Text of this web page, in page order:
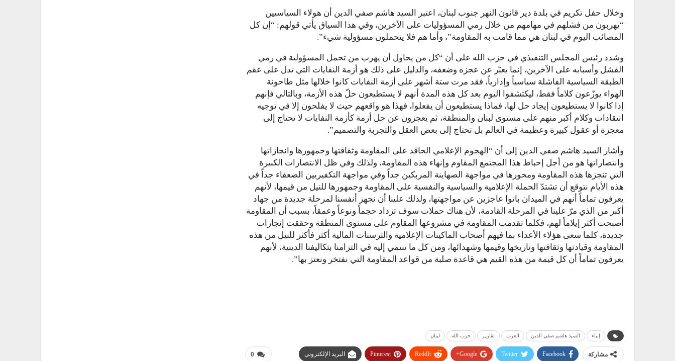
وخلال حفل تكريم في بلدة دير قانون النهر جنوب لبنان، اعتبر السيد هاشم صفي الدين أن هولاء السياسيين
“يهربون من فشلهم في مهامهم من خلال رمي المسؤوليات على الآخرين، وفي هذا السياق يأتي قولهم: “إن كل
المصائب اليوم في لبنان هي مما قامت به المقاومة”، وأما هم فلا يتحملون مسؤولية شيء”.
وشدد رئيس المجلس التنفيذي في حزب الله على أن “كل من يحاول أن يهرب من تحمل المسؤولية في رمي
الفشل وأسبابه على الآخرين، إنما يعبّر عن عجزه وضعفه، والدليل على ذلك هو أزمة النفايات التي تدل على عقم
الطبقة السياسية الفاشلة سياسياً وإدارياً، فقد مرت ستة أشهر على أزمة النفايات كانوا خلالها مثل طاحونة
الهواء يوزّعون كلاماً فقط، ليكتشفوا اليوم بعد كل هذه المدة أنهم لا يستطيعون حلّ هذه الأزمة، وبالتالي فإنهم
إذا كانوا لا يستطيعون إيجاد حل لها، فماذا يستطيعون أن يفعلوا، فهذا هو واقعهم حيث لا يفلحون إلا في توجيه
انتقادات وكلام أكبر منهم على مستوى لبنان والمنطقة، ثم يعجزون عن حل أزمة كأزمة النفايات لا تحتاج إلى
معجزة أو عقول كبيرة وعظيمة في العالم بل تحتاج إلى بعض العقل والتجربة والتصميم”.
وأشار السيد هاشم صفي الدين إلى أن “الهجوم الإعلامي الحاقد على المقاومة وثقافتها وجمهورها وانجازاتها
وانتصاراتها هو من أجل إحباط هذا المجتمع المقاوم وإنهاء هذه المقاومة، ولذلك وفي ظل الانتصارات الكبيرة
التي تنجزها هذه المقاومة ومحورها في مواجهة الصهاينة المربكين جداً وفي مواجهة التكفيريين الضعفاء جداً في
هذه الأيام نتوقع أن تشتدّ الحملة الإعلامية والسياسية والنفسية على المقاومة وجمهورها للنيل من قيمها، لأنهم
يعرفون تماماً أنهم في الميدان باتوا عاجزين عن مواجهتها، ولذلك علينا أن نجهز أنفسنا لمرحلة جديدة من جهاد
أكبر من الذي مرّ علينا في المرحلة القادمة، لأن هناك حملات سوف تزداد حجماً ونوعاً وعمقاً، بسبب أن المقاومة
أصبحت أكثر إيلاماً لهم، فكلما تقدمت المقاومة في مشروعها المقاوم على مستوى المنطقة وحققت إنجازات
جديدة، كلما سعى هؤلاء الأعداء بما فيهم أصحاب الماكينات الإعلامية والترسنات المالية أكثر فأكثر للنيل من هذه
المقاومة وقيادتها وثقافتها وتاريخها وقيمها وشهدائها، ومن كل ما تنتمي إليه في التزامنا بتكاليفنا الدينية، لأنهم
يعرفون تماماً أن كل قيمة من هذه القيم هي قاعدة صلبة من قواعد المقاومة التي نفتخر ونعتز بها”.
إنباء السيد هاشم صفي الدين العرب تقارير حزب الله لبنان
0 مشاركة Facebook
Twitter
Google+
ReddIt
Pinterest البريد الإلكتروني